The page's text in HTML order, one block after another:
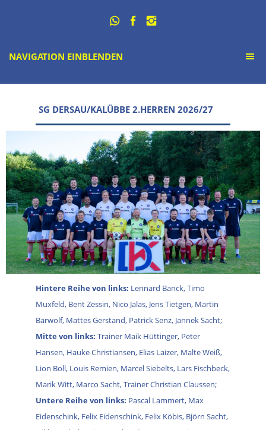
NAVIGATION EINBLENDEN
SG DERSAU/KALÜBBE 2.HERREN 2026/27
Hintere Reihe von links: Lennard Banck, Timo
Muxfeld, Bent Zessin, Nico Jalas, Jens Tietgen, Martin
Bärwolf, Mattes Gerstand, Patrick Senz, Jannek Sacht;
Mitte von links: Trainer Maik Hüttinger, Peter
Hansen, Hauke Christiansen, Elias Laizer, Malte Weiß,
Lion Boll, Louis Remien, Marcel Siebelts, Lars Fischbeck,
Marik Witt, Marco Sacht, Trainer Christian Claussen;
Untere Reihe von links: Pascal Lammert, Max
Eidenschink, Felix Eidenschink, Felix Köbis, Björn Sacht,